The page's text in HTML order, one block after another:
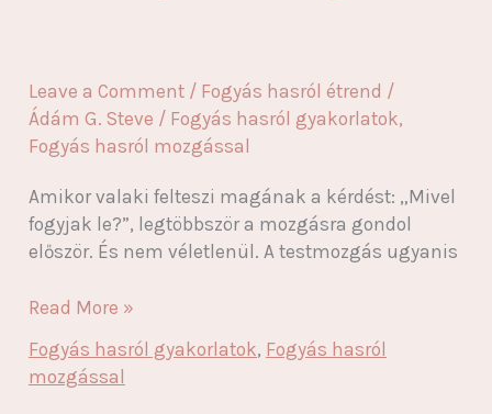
Leave a Comment / Fogyás hasról étrend /
Ádám G. Steve / Fogyás hasról gyakorlatok,
Fogyás hasról mozgással
Amikor valaki felteszi magának a kérdést: „Mivel
fogyjak le?”, legtöbbször a mozgásra gondol
először. És nem véletlenül. A testmozgás ugyanis
Mivel
le?
5
Read More »
Fogyás hasról gyakorlatok, Fogyás hasról
mozgással